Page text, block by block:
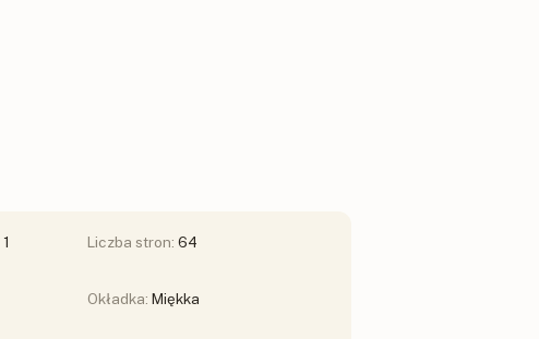
1
Liczba stron: 64
Okładka: Miękka